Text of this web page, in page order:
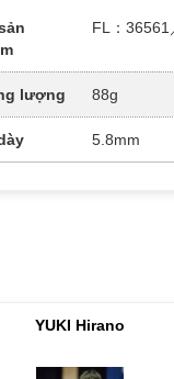
FL：36561
lượng 88g
5.8mm
YUKI Hirano